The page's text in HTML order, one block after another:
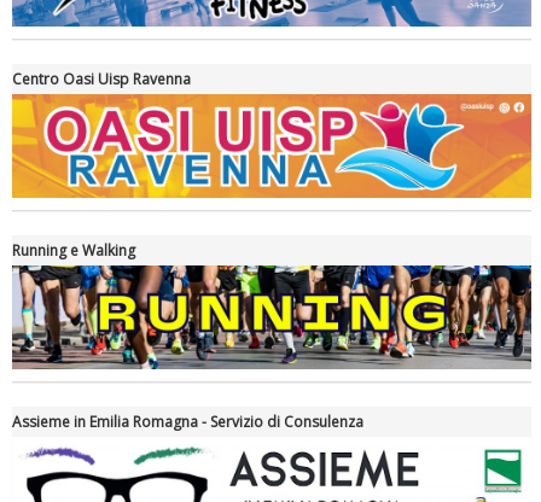
La formazione Uisp rallenta ma prosegue anche in estate
Tiziano Pesce nel Cda di Fondazione Terzjus: prima riunione a
Roma
Centro Oasi Uisp Ravenna
Running e Walking
Assieme in Emilia Romagna - Servizio di Consulenza